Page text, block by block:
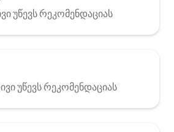
უწევს რეკომენდაციას
უწევს რეკომენდაციას